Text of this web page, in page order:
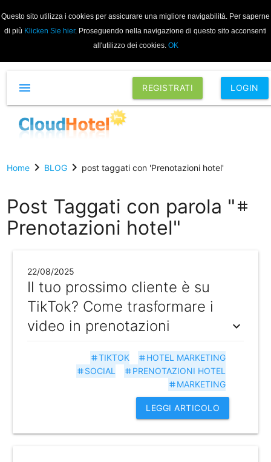
Questo sito utilizza i cookies per assicurare una migliore navigabilità. Per saperne
di più Klicken Sie hier. Proseguendo nella navigazione di questo sito acconsenti
all'utilizzo dei cookies. OK
REGISTRATI LOGIN
menu
Homechevron_right BLOGchevron_right post taggati con 'Prenotazioni hotel'
Post Taggati con parola " tag
Prenotazioni hotel"
22/08/2025
Il tuo prossimo cliente è su
TikTok? Come trasformare i
video in prenotazioni
expand_more
tag HOTEL MARKETING
tagTIKTOK
tag PRENOTAZIONI HOTEL
tag SOCIAL
tag MARKETING
LEGGI ARTICOLO